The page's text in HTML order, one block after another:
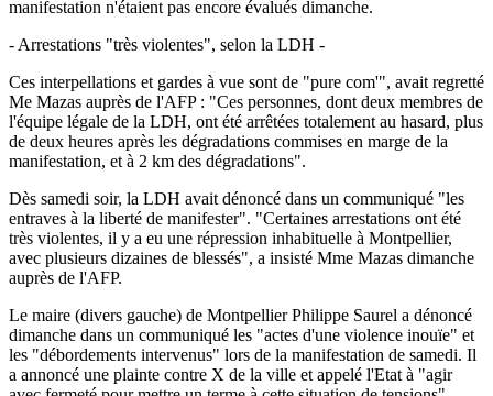
manifestation n'étaient pas encore évalués dimanche.
- Arrestations "très violentes", selon la LDH -
Ces interpellations et gardes à vue sont de "pure com'", avait regretté
Me Mazas auprès de l'AFP : "Ces personnes, dont deux membres de
l'équipe légale de la LDH, ont été arrêtées totalement au hasard, plus
de deux heures après les dégradations commises en marge de la
manifestation, et à 2 km des dégradations".
Dès samedi soir, la LDH avait dénoncé dans un communiqué "les
entraves à la liberté de manifester". "Certaines arrestations ont été
très violentes, il y a eu une répression inhabituelle à Montpellier,
avec plusieurs dizaines de blessés", a insisté Mme Mazas dimanche
auprès de l'AFP.
Le maire (divers gauche) de Montpellier Philippe Saurel a dénoncé
dimanche dans un communiqué les "actes d'une violence inouïe" et
les "débordements intervenus" lors de la manifestation de samedi. Il
a annoncé une plainte contre X de la ville et appelé l'Etat à "agir